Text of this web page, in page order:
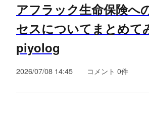
アフラック生命保険へ
セスについてまとめて
piyolog
2026/07/08 14:45 コメント 0件